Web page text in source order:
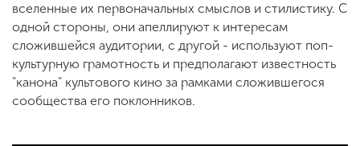
вселенные их первоначальных смыслов и стилистику. С
одной стороны, они апеллируют к интересам
сложившейся аудитории, с другой - используют поп-
культурную грамотность и предполагают известность
"канона" культового кино за рамками сложившегося
сообщества его поклонников.